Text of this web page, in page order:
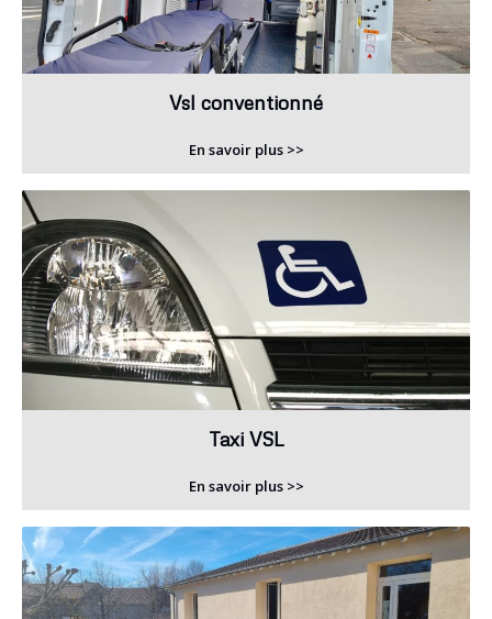
Vsl conventionné
En savoir plus >>
Taxi VSL
En savoir plus >>